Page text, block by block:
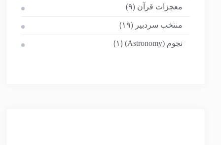
معجزات قرآن (۹)
منتخب سردبیر (۱۹)
نجوم (Astronomy) (۱)